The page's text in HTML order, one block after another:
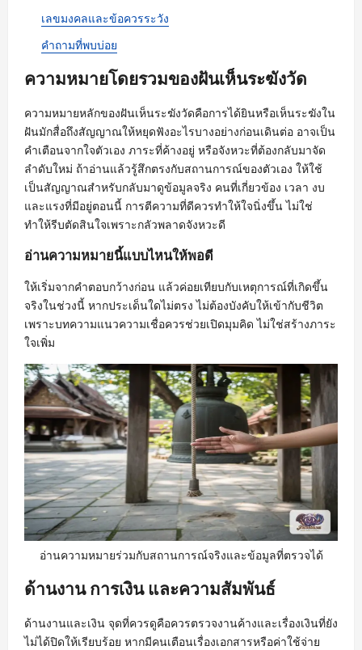
เลขมงคลและข้อควรระวัง
คำถามที่พบบ่อย
ความหมายโดยรวมของฝันเห็นระฆังวัด
ความหมายหลักของฝันเห็นระฆังวัดคือการได้ยินหรือเห็นระฆังใน
ฝันมักสื่อถึงสัญญาณให้หยุดฟังอะไรบางอย่างก่อนเดินต่อ อาจเป็น
คำเตือนจากใจตัวเอง ภาระที่ค้างอยู่ หรือจังหวะที่ต้องกลับมาจัด
ลำดับใหม่ ถ้าอ่านแล้วรู้สึกตรงกับสถานการณ์ของตัวเอง ให้ใช้
เป็นสัญญาณสำหรับกลับมาดูข้อมูลจริง คนที่เกี่ยวข้อง เวลา งบ
และแรงที่มีอยู่ตอนนี้ การตีความที่ดีควรทำให้ใจนิ่งขึ้น ไม่ใช่
ทำให้รีบตัดสินใจเพราะกลัวพลาดจังหวะดี
อ่านความหมายนี้แบบไหนให้พอดี
ให้เริ่มจากคำตอบกว้างก่อน แล้วค่อยเทียบกับเหตุการณ์ที่เกิดขึ้น
จริงในช่วงนี้ หากประเด็นใดไม่ตรง ไม่ต้องบังคับให้เข้ากับชีวิต
เพราะบทความแนวความเชื่อควรช่วยเปิดมุมคิด ไม่ใช่สร้างภาระ
ใจเพิ่ม
อ่านความหมายร่วมกับสถานการณ์จริงและข้อมูลที่ตรวจได้
ด้านงาน การเงิน และความสัมพันธ์
ด้านงานและเงิน จุดที่ควรดูคือควรตรวจงานค้างและเรื่องเงินที่ยัง
ไม่ได้ปิดให้เรียบร้อย หากมีคนเตือนเรื่องเอกสารหรือค่าใช้จ่าย